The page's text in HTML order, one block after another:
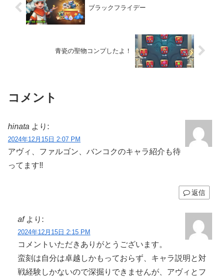
ブラックフライデー
青瓷の聖物コンプしたよ！
コメント
hinata より:
2024年12月15日 2:07 PM
アヴィ、ファルゴン、バンコクのキャラ紹介も待
ってます‼️
返信
af より:
2024年12月15日 2:15 PM
コメントいただきありがとうございます。
蛮刻は自分は卓越しかもっておらず、キャラ説明と対
戦経験しかないので深掘りできませんが、アヴィとフ